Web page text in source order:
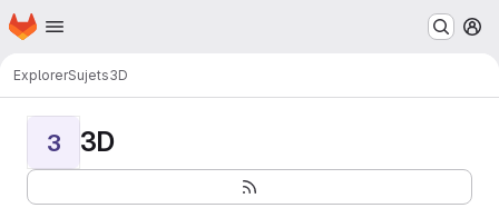
Passer au contenu principal
Page d'accueil
ExplorerSujets3D
3 3D